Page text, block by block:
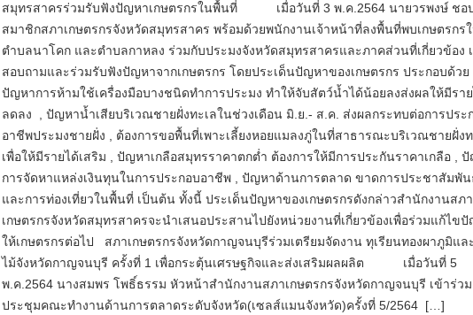
สมุทรสาครร่วมรับฟังปัญหาเกษตรกรในพื้นที่ เมื่อวันที่ 3 พ.ค.2564 นายวรพงษ์ ชอ
สมาชิกสภาเกษตรกรจังหวัดสมุทรสาคร พร้อมด้วยพนักงานเจ้าหน้าที่ลงพื้นที่พบเกษตรกร
ตำบลนาโคก และตำบลกาหลง ร่วมกับประมงจังหวัดสมุทรสาครและภาคส่วนที่เกี่ยวข้อง
สอบถามและร่วมรับฟังปัญหาจากเกษตรกร โดยประเด็นปัญหาของเกษตรกร ประกอบด้วย
ปัญหาการห้ามใช้เครื่องมือบางชนิดทำการประมง ทำให้จับสัตว์น้ำได้น้อยลงส่งผลให้มีรา
ลดลง , ปัญหาน้ำเสียบริเวณชายฝั่งทะเลในช่วงเดือน มิ.ย.- ส.ค. ส่งผลกระทบต่อการประ
อาชีพประมงชายฝั่ง , ต้องการขอพื้นที่เพาะเลี้ยงหอยแมลงภู่ในที่สาธารณะบริเวณชายฝั่งท
เพื่อให้มีรายได้เสริม , ปัญหาเกลือสมุทรราคาตกต่ำ ต้องการให้มีการประกันราคาเกลือ ,
การจัดหาแหล่งเงินทุนในการประกอบอาชีพ , ปัญหาด้านการตลาด ขาดการประชาสัมพัน
และการท่องเที่ยวในพื้นที่ เป็นต้น ทั้งนี้ ประเด็นปัญหาของเกษตรกรดังกล่าวสำนักงานสภา
เกษตรกรจังหวัดสมุทรสาครจะนำเสนอประสานไปยังหน่วยงานที่เกี่ยวข้องเพื่อร่วมแก้ไข
ให้เกษตรกรต่อไป สภาเกษตรกรจังหวัดกาญจนบุรีร่วมเตรียมจัดงาน ทุเรียนทองผาภูมิแล
ไม้จังหวัดกาญจนบุรี ครั้งที่ 1 เพื่อกระตุ้นเศรษฐกิจและส่งเสริมผลผลิต เมื่อวันที่ 5
พ.ค.2564 นางสมพร โพธิ์ธรรม หัวหน้าสำนักงานสภาเกษตรกรจังหวัดกาญจนบุรี เข้าร่วม
ประชุมคณะทำงานด้านการตลาดระดับจังหวัด(เซลส์แมนจังหวัด)ครั้งที่ 5/2564 […]